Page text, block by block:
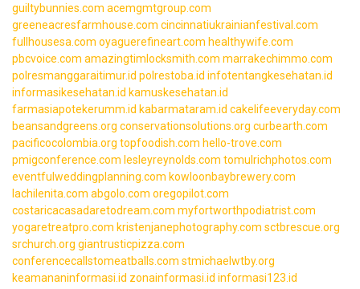
guiltybunnies.com acemgmtgroup.com
greeneacresfarmhouse.com cincinnatiukrainianfestival.com
fullhousesa.com oyaguerefineart.com healthywife.com
pbcvoice.com amazingtimlocksmith.com marrakechimmo.com
polresmanggaraitimur.id polrestoba.id infotentangkesehatan.id
informasikesehatan.id kamuskesehatan.id
farmasiapotekerumm.id kabarmataram.id cakelifeeveryday.com
beansandgreens.org conservationsolutions.org curbearth.com
pacificocolombia.org topfoodish.com hello-trove.com
pmigconference.com lesleyreynolds.com tomulrichphotos.com
eventfulweddingplanning.com kowloonbaybrewery.com
lachilenita.com abgolo.com oregopilot.com
costaricacasadaretodream.com myfortworthpodiatrist.com
yogaretreatpro.com kristenjanephotography.com sctbrescue.org
srchurch.org giantrusticpizza.com
conferencecallstomeatballs.com stmichaelwtby.org
keamananinformasi.id zonainformasi.id informasi123.id